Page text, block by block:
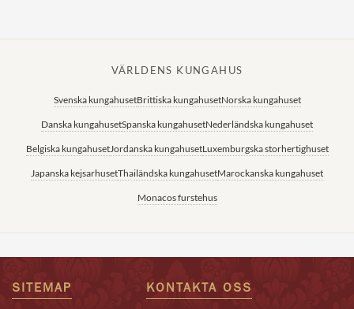
VÄRLDENS KUNGAHUS
Svenska kungahusetBrittiska kungahusetNorska kungahuset
Danska kungahusetSpanska kungahusetNederländska kungahuset
Belgiska kungahusetJordanska kungahusetLuxemburgska storhertighuset
Japanska kejsarhusetThailändska kungahusetMarockanska kungahuset
Monacos furstehus
SITEMAP KONTAKTA OSS